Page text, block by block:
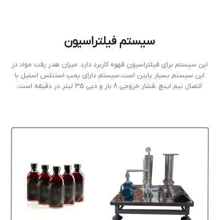
سیستم فیلتراسیون
این سیستم برای فیلتراسیون قهوه کاربرد دارد. میزان هدر رفت مواد در
این سیستم بسیار پایین است.سیستم دارای پمپ استنلس استیل با
اتصال نیم اینچ ،فشار خروجی 8 بار و دبی 35 لیتر در دقیقه است.